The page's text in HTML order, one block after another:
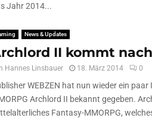
Jahr 2014...
News & Updates
II kommt
Hannes Linsbauer 18. März 2014 0
WEBZEN hat nun wieder ein
Archlord II bekannt gegeben.
Fantasy-MMORPG,